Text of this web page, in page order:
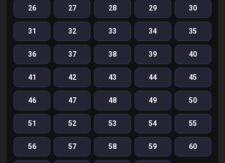
26 27 28 29 30
31 32 33 34 35
36 37 38 39 40
41 42 43 44 45
46 47 48 49 50
51 52 53 54 55
56 57 58 59 60